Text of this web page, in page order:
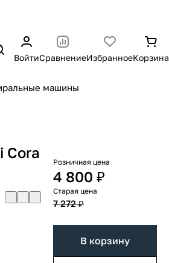
ВойтиСравнениеИзбранноеКорзина
машины
Cora
Розничная цена
4 800 ₽
Старая цена
7 272 ₽
В корзину